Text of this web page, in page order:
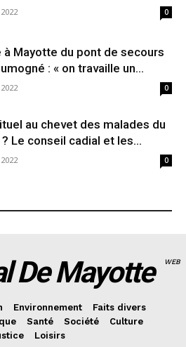
0
à Mayotte du pont de secours
: « on travaille un...
0
au chevet des malades du
Le conseil cadial et les...
0
De Mayotte WEB
Environnement
Faits divers
Santé Société
Culture
Loisirs